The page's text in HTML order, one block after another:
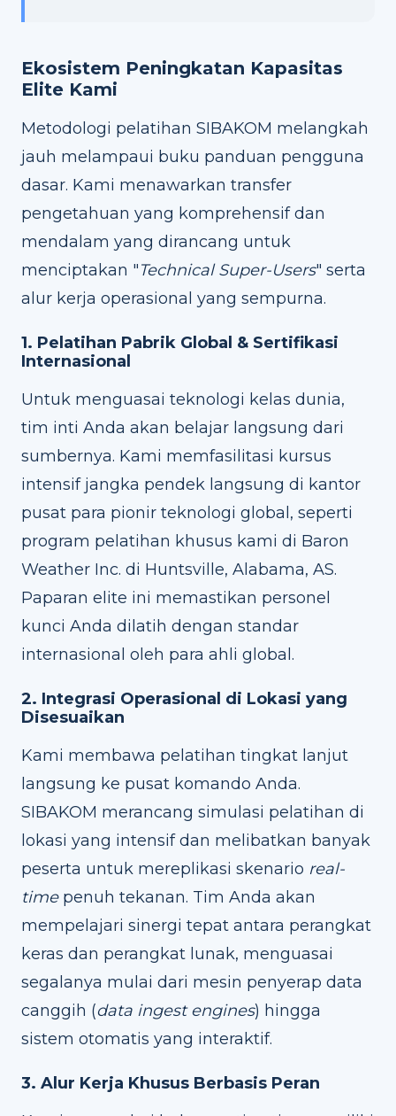
Ekosistem Peningkatan Kapasitas
Elite Kami
Metodologi pelatihan SIBAKOM melangkah
jauh melampaui buku panduan pengguna
dasar. Kami menawarkan transfer
pengetahuan yang komprehensif dan
mendalam yang dirancang untuk
menciptakan "Technical Super-Users" serta
alur kerja operasional yang sempurna.
1. Pelatihan Pabrik Global & Sertifikasi
Internasional
Untuk menguasai teknologi kelas dunia,
tim inti Anda akan belajar langsung dari
sumbernya. Kami memfasilitasi kursus
intensif jangka pendek langsung di kantor
pusat para pionir teknologi global, seperti
program pelatihan khusus kami di Baron
Weather Inc. di Huntsville, Alabama, AS.
Paparan elite ini memastikan personel
kunci Anda dilatih dengan standar
internasional oleh para ahli global.
2. Integrasi Operasional di Lokasi yang
Disesuaikan
Kami membawa pelatihan tingkat lanjut
langsung ke pusat komando Anda.
SIBAKOM merancang simulasi pelatihan di
lokasi yang intensif dan melibatkan banyak
peserta untuk mereplikasi skenario real-
timepenuh tekanan. Tim Anda akan
mempelajari sinergi tepat antara perangkat
keras dan perangkat lunak, menguasai
segalanya mulai dari mesin penyerap data
canggih (data ingest engines) hingga
sistem otomatis yang interaktif.
3. Alur Kerja Khusus Berbasis Peran